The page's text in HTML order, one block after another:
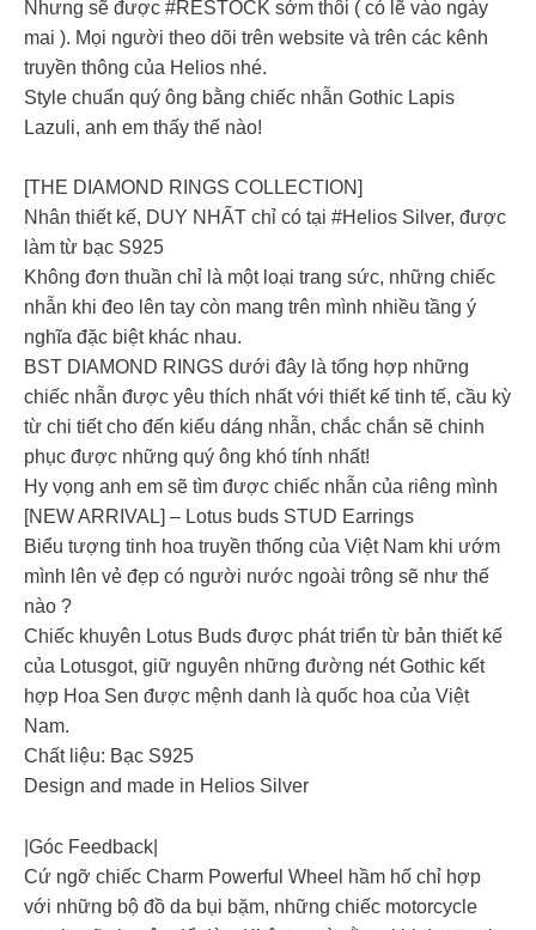
Nhưng sẽ được #RESTOCK sớm thôi ( có lẽ vào ngày
mai ). Mọi người theo dõi trên website và trên các kênh
truyền thông của Helios nhé.
Style chuẩn quý ông bằng chiếc nhẫn Gothic Lapis
Lazuli, anh em thấy thế nào!
[THE DIAMOND RINGS COLLECTION]
Nhân thiết kế, DUY NHẤT chỉ có tại #Helios Silver, được
làm từ bạc S925
Không đơn thuần chỉ là một loại trang sức, những chiếc
nhẫn khi đeo lên tay còn mang trên mình nhiều tầng ý
nghĩa đặc biệt khác nhau.
BST DIAMOND RINGS dưới đây là tổng hợp những
chiếc nhẫn được yêu thích nhất với thiết kế tinh tế, cầu kỳ
từ chi tiết cho đến kiểu dáng nhẫn, chắc chắn sẽ chinh
phục được những quý ông khó tính nhất!
Hy vọng anh em sẽ tìm được chiếc nhẫn của riêng mình
[NEW ARRIVAL] – Lotus buds STUD Earrings
Biểu tượng tinh hoa truyền thống của Việt Nam khi ướm
mình lên vẻ đẹp có người nước ngoài trông sẽ như thế
nào ?
Chiếc khuyên Lotus Buds được phát triển từ bản thiết kế
của Lotusgot, giữ nguyên những đường nét Gothic kết
hợp Hoa Sen được mệnh danh là quốc hoa của Việt
Nam.
Chất liệu: Bạc S925
Design and made in Helios Silver
|Góc Feedback|
Cứ ngỡ chiếc Charm Powerful Wheel hầm hố chỉ hợp
với những bộ đồ da bụi bặm, những chiếc motorcycle